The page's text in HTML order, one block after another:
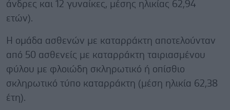
άνδρες και 12 γυναίκες, μέσης ηλικίας 62,94
ετών).
Η ομάδα ασθενών με καταρράκτη αποτελούνταν
από 50 ασθενείς με καταρράκτη ταιριασμένου
φύλου με φλοιώδη σκληρωτικό ή οπίσθιο
σκληρωτικό τύπο καταρράκτη (μέση ηλικία 62,38
έτη).